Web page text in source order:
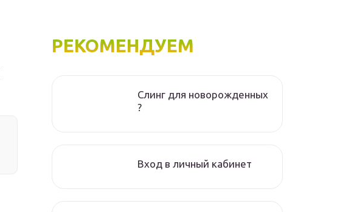
РЕКОМЕНДУЕМ
Слинг для новорожденных
?
Вход в личный кабинет